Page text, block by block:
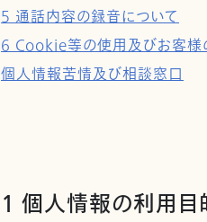
5 通話内容の録音について
6 Cookie等の使用及びお客様
個人情報苦情及び相談窓口
1 個人情報の利用目